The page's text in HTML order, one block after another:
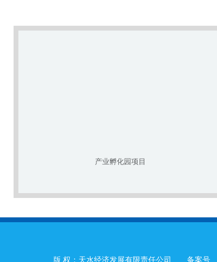
产业孵化园项目
版 权：天水经济发展有限责任公司 备案